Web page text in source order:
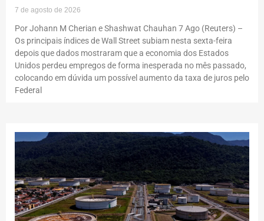
7 de agosto de 2026
Por Johann M Cherian e Shashwat Chauhan 7 Ago (Reuters) –
Os principais índices de Wall Street subiam nesta sexta-feira
depois que dados mostraram que a economia dos Estados
Unidos perdeu empregos de forma inesperada no mês passado,
colocando em dúvida um possível aumento da taxa de juros pelo
Federal